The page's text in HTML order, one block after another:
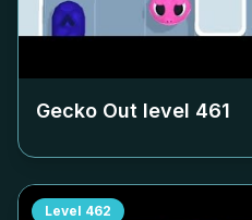
Gecko Out level 461
Level 462